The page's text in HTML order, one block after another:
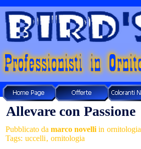
Allevare con Passione
Pubblicato da marco novelli in ornitologia
Tags: uccelli, ornitologia